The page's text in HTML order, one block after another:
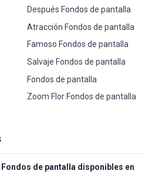
Después Fondos de pantalla
Atracción Fondos de pantalla
Famoso Fondos de pantalla
Salvaje Fondos de pantalla
Fondos de pantalla
Zoom Flor Fondos de pantalla
de pantalla disponibles en